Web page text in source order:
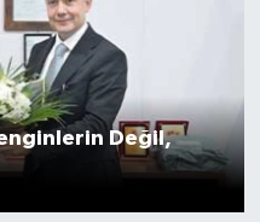
Değil,